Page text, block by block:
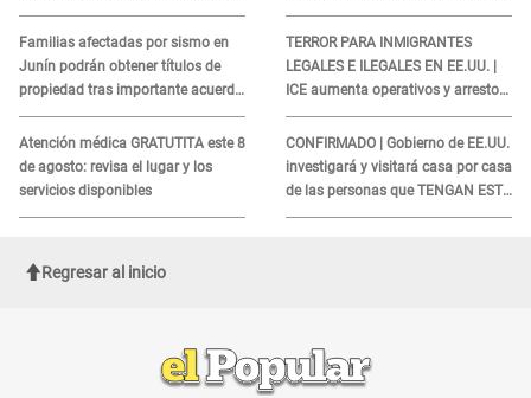
Familias afectadas por sismo en
Junín podrán obtener títulos de
propiedad tras importante acuerdo
de Cofopri
Atención médica GRATUTITA este 8
de agosto: revisa el lugar y los
servicios disponibles
TERROR PARA INMIGRANTES
LEGALES E ILEGALES EN EE.UU. |
ICE aumenta operativos y arrestos
a extranjeros en aeropuertos
CONFIRMADO | Gobierno de EE.UU.
investigará y visitará casa por casa
de las personas que TENGAN ESTE
TRABAJO
Regresar al inicio